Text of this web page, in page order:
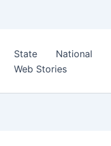
State National
Web Stories